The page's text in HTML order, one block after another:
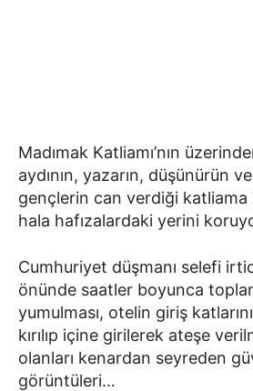
Madımak Katliamı’nın
aydının, yazarın, düşünürün
gençlerin can verdiği
hala hafızalardaki yerini
Cumhuriyet düşmanı selefi
önünde saatler boyunca
yumulması, otelin giriş
kırılıp içine girilerek ateşe
olanları kenardan seyreden
görüntüleri…